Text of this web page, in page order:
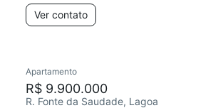
Ver contato
Apartamento
R$ 9.900.000
R. Fonte da Saudade, Lagoa